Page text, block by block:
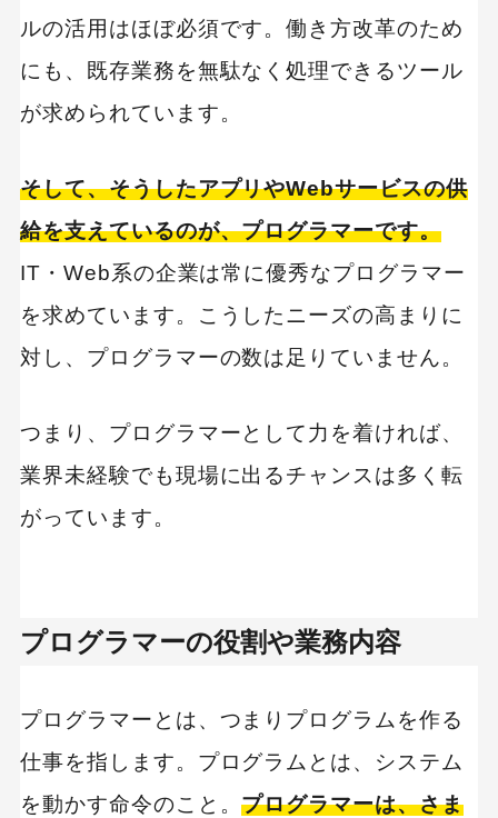
ルの活用はほぼ必須です。働き方改革のため
にも、既存業務を無駄なく処理できるツール
が求められています。
そして、そうしたアプリやWebサービスの供
給を支えているのが、プログラマーです。
IT・Web系の企業は常に優秀なプログラマー
を求めています。こうしたニーズの高まりに
対し、プログラマーの数は足りていません。
つまり、プログラマーとして力を着ければ、
業界未経験でも現場に出るチャンスは多く転
がっています。
プログラマーの役割や業務内容
プログラマーとは、つまりプログラムを作る
仕事を指します。プログラムとは、システム
を動かす命令のこと。プログラマーは、さま